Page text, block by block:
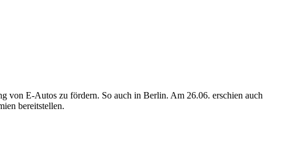
von E-Autos zu fördern. So auch in Berlin. Am 26.06. erschien auch
bereitstellen.